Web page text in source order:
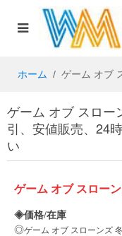
ホーム ゲーム オブ
ゲーム オブ スロー
引、安値販売、24
い
ゲーム オブ スロー
◈価格/在庫
◎ゲーム オブ スローンズ